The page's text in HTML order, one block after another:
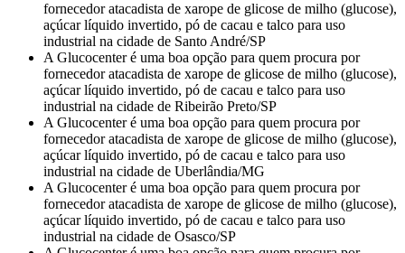
fornecedor atacadista de xarope de glicose de milho (glucose),
açúcar líquido invertido, pó de cacau e talco para uso
industrial na cidade de Santo André/SP
A Glucocenter é uma boa opção para quem procura por
fornecedor atacadista de xarope de glicose de milho (glucose),
açúcar líquido invertido, pó de cacau e talco para uso
industrial na cidade de Ribeirão Preto/SP
A Glucocenter é uma boa opção para quem procura por
fornecedor atacadista de xarope de glicose de milho (glucose),
açúcar líquido invertido, pó de cacau e talco para uso
industrial na cidade de Uberlândia/MG
A Glucocenter é uma boa opção para quem procura por
fornecedor atacadista de xarope de glicose de milho (glucose),
açúcar líquido invertido, pó de cacau e talco para uso
industrial na cidade de Osasco/SP